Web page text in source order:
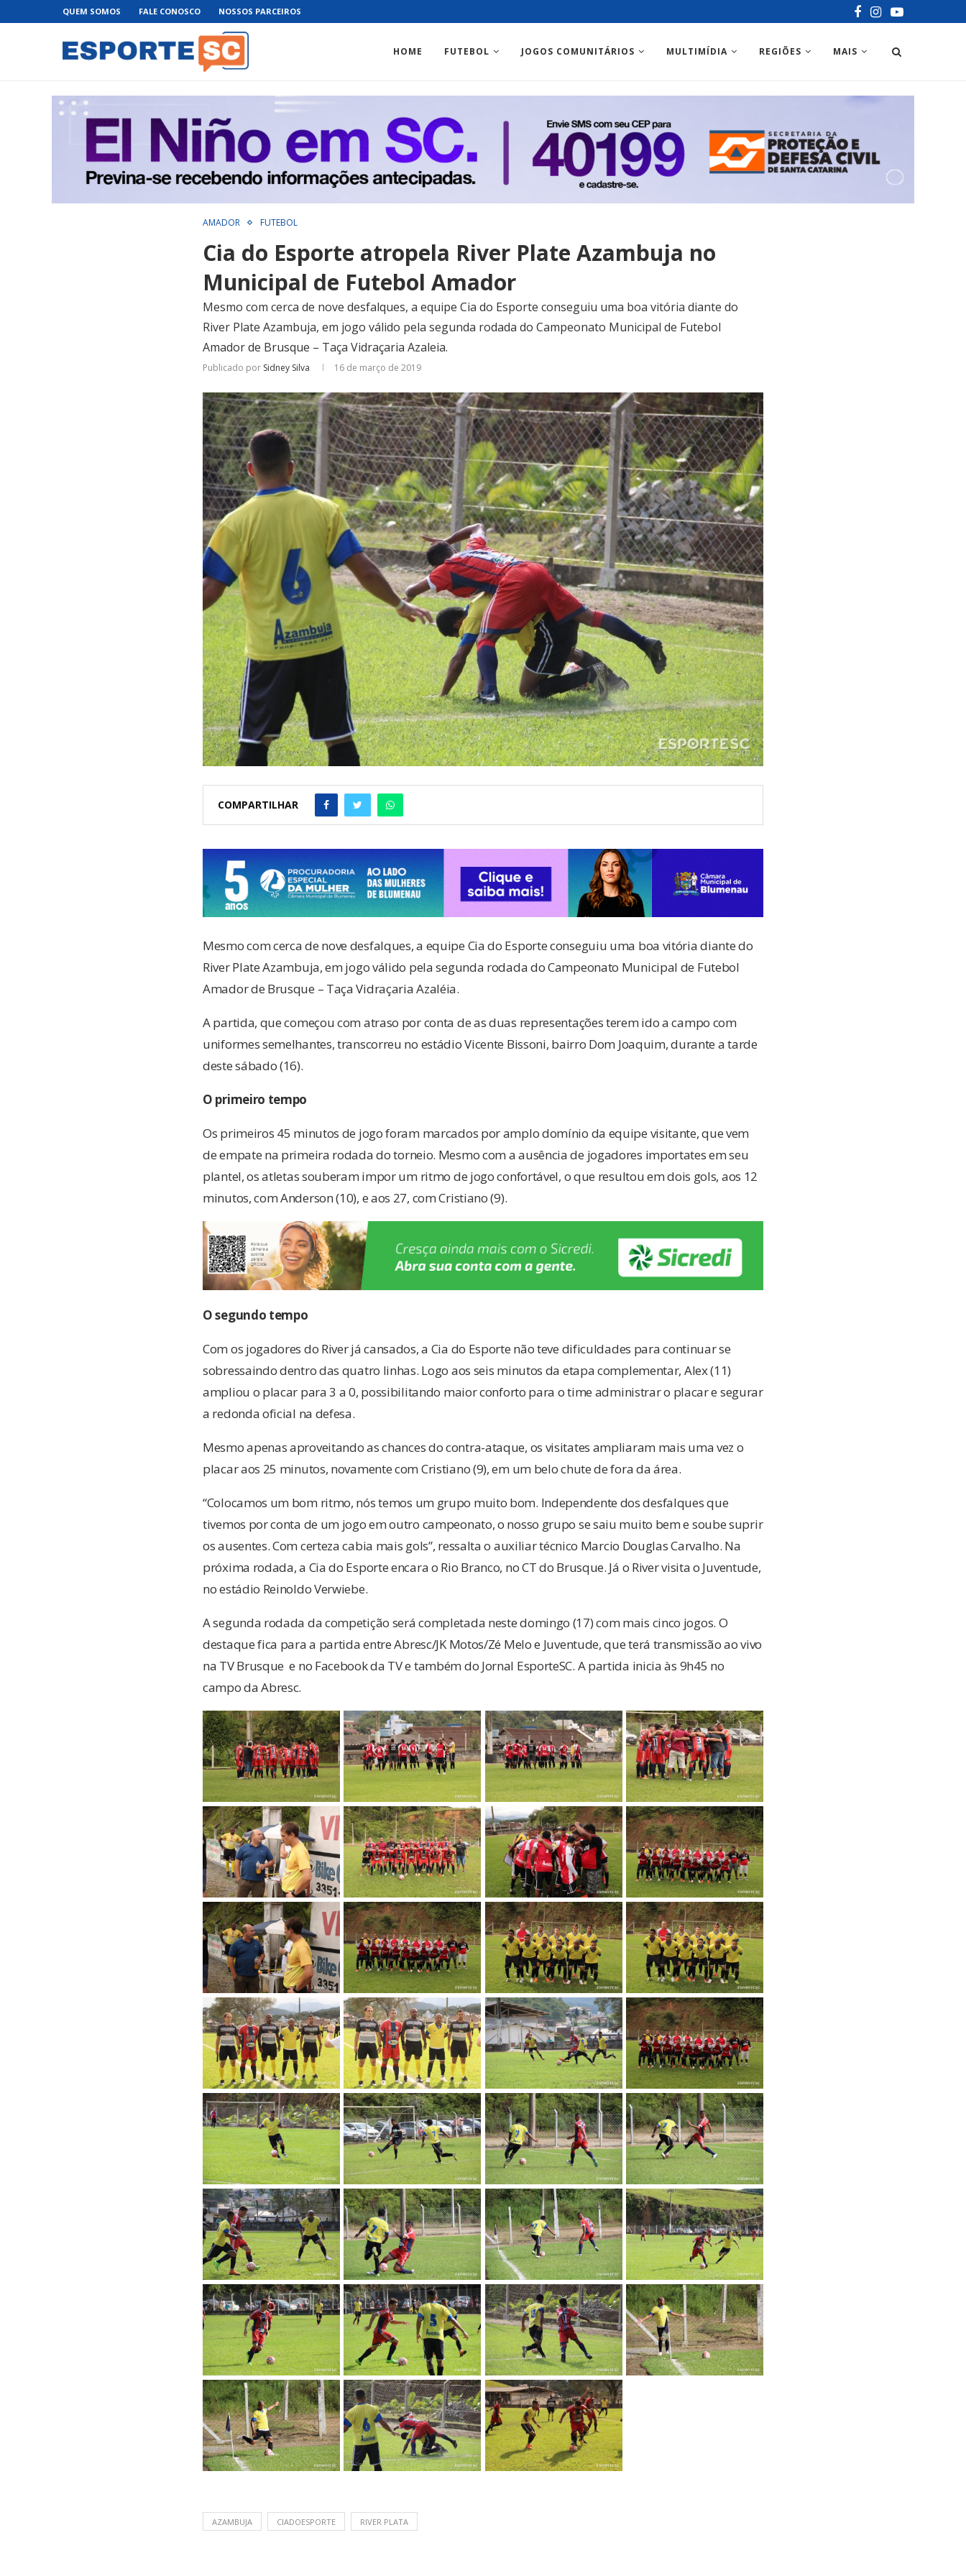
QUEM SOMOS FALE CONOSCO NOSSOS PARCEIROS
HOME FUTEBOL JOGOS COMUNITÁRIOS MULTIMÍDIA REGIÕES MAIS
AMADOR FUTEBOL
Cia do Esporte atropela River Plate Azambuja no
Municipal de Futebol Amador
Mesmo com cerca de nove desfalques, a equipe Cia do Esporte conseguiu uma boa vitória diante do
River Plate Azambuja, em jogo válido pela segunda rodada do Campeonato Municipal de Futebol
Amador de Brusque – Taça Vidraçaria Azaleia.
Publicado por Sidney Silva 16 de março de 2019
COMPARTILHAR
Mesmo com cerca de nove desfalques, a equipe Cia do Esporte conseguiu uma boa vitória diante do
River Plate Azambuja, em jogo válido pela segunda rodada do Campeonato Municipal de Futebol
Amador de Brusque – Taça Vidraçaria Azaléia.
A partida, que começou com atraso por conta de as duas representações terem ido a campo com
uniformes semelhantes, transcorreu no estádio Vicente Bissoni, bairro Dom Joaquim, durante a tarde
deste sábado (16).
O primeiro tempo
Os primeiros 45 minutos de jogo foram marcados por amplo domínio da equipe visitante, que vem
de empate na primeira rodada do torneio. Mesmo com a ausência de jogadores importates em seu
plantel, os atletas souberam impor um ritmo de jogo confortável, o que resultou em dois gols, aos 12
minutos, com Anderson (10), e aos 27, com Cristiano (9).
O segundo tempo
Com os jogadores do River já cansados, a Cia do Esporte não teve dificuldades para continuar se
sobressaindo dentro das quatro linhas. Logo aos seis minutos da etapa complementar, Alex (11)
ampliou o placar para 3 a 0, possibilitando maior conforto para o time administrar o placar e segurar
a redonda oficial na defesa.
Mesmo apenas aproveitando as chances do contra-ataque, os visitates ampliaram mais uma vez o
placar aos 25 minutos, novamente com Cristiano (9), em um belo chute de fora da área.
“Colocamos um bom ritmo, nós temos um grupo muito bom. Independente dos desfalques que
tivemos por conta de um jogo em outro campeonato, o nosso grupo se saiu muito bem e soube suprir
os ausentes. Com certeza cabia mais gols”, ressalta o auxiliar técnico Marcio Douglas Carvalho. Na
próxima rodada, a Cia do Esporte encara o Rio Branco, no CT do Brusque. Já o River visita o Juventude,
no estádio Reinoldo Verwiebe.
A segunda rodada da competição será completada neste domingo (17) com mais cinco jogos. O
destaque fica para a partida entre Abresc/JK Motos/Zé Melo e Juventude, que terá transmissão ao vivo
na TV Brusque e no Facebook da TV e também do Jornal EsporteSC. A partida inicia às 9h45 no
campo da Abresc.
AZAMBUJA CIADOESPORTE RIVER PLATA